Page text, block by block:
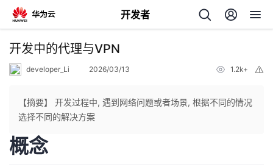
开发者
返
个
开发中的代理与VPN
developer_Li 2026/03/13 1.2k+
【摘要】 开发过程中, 遇到网络问题或者场景, 根据不同的情况
选择不同的解决方案
概念